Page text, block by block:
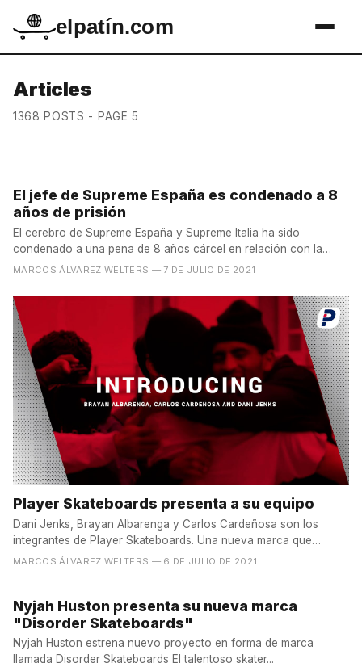
elpatín.com
Articles
1368 POSTS - PAGE 5
El jefe de Supreme España es condenado a 8
años de prisión
El cerebro de Supreme España y Supreme Italia ha sido
condenado a una pena de 8 años cárcel en relación con la
denuncia...
MARCOS ÁLVAREZ WELTERS — 7 DE JULIO DE 2021
Player Skateboards presenta a su equipo
Dani Jenks, Brayan Albarenga y Carlos Cardeñosa son los
integrantes de Player Skateboards. Una nueva marca que
aterriza...
MARCOS ÁLVAREZ WELTERS — 6 DE JULIO DE 2021
Nyjah Huston presenta su nueva marca
"Disorder Skateboards"
Nyjah Huston estrena nuevo proyecto en forma de marca
llamada Disorder Skateboards El talentoso skater...